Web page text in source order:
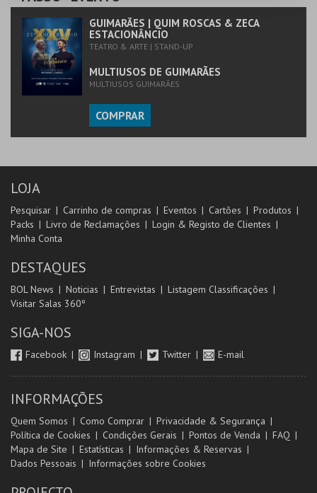
GUIMARÃES | QUIM ROSCAS & ZECA
ESTACIONÂNCIO
TEATRO & ARTE | STAND-UP
MULTIUSOS DE GUIMARÃES
MULTIUSOS GUIMARÃES
COMPRAR
LOJA
Pesquisar Carrinho de compras Eventos Cartões
Produtos
Packs
Livro de Reclamações
Login & Registo de Clientes
Minha Conta
DESTAQUES
BOL News Noticias Entrevistas
Listagem Classificações
Visitar Salas 360º
SIGA-NOS
Facebook Instagram Twitter E-mail
INFORMAÇÕES
Quem Somos Como Comprar
Privacidade & Segurança
Política de Cookies
Condições Gerais Pontos de Venda
FAQ
Mapa de Site
Estatísticas
Informações & Reservas
Dados Pessoais
Informações sobre Cookies